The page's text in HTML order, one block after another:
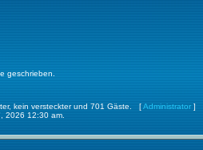
geschrieben.
kein versteckter und 701 Gäste. [Administrator]
2026 12:30 am.